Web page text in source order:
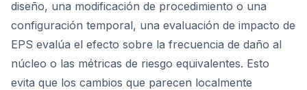
diseño, una modificación de procedimiento o una
configuración temporal, una evaluación de impacto de
EPS evalúa el efecto sobre la frecuencia de daño al
núcleo o las métricas de riesgo equivalentes. Esto
evita que los cambios que parecen localmente